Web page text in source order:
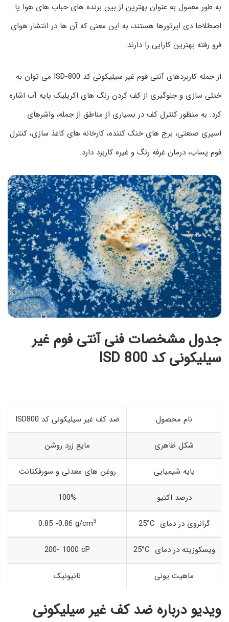
به طور معمول به عنوان بهترین از بین برنده های حباب های هوا یا
اصطلاحا دی ایرتورها هستند، به این معنی که آن ها در انتشار هوای
فرو رفته بهترین کارایی را دارند.
از جمله کاربردهای آنتی فوم غیر سیلیکونی کد ISD-800 می توان به
خنثی سازی و جلوگیری از کف کردن رنگ های اکریلیک پایه آب اشاره
کرد. به منظور کنترل کف در بسیاری از مناطق از جمله، واشرهای
اسپری صنعتی، برج های خنک کننده، کارخانه های کاغذ سازی، کنترل
فوم پساب، درمان غرفه رنگ و غیره کاربرد دارد.
جدول مشخصات فنی آنتی فوم غیر
سیلیکونی کد ISD 800
نام محصول ضد کف غیر سیلیکونی کد ISD800
شکل ظاهری مایع زرد روشن
پایه شیمیایی روغن های معدنی و سورفکتانت
درصد اکتیو 100%
25°C گرانروی در دمای 0.85 -0.86 g/cm3
25°C ویسکوزیته در دمای 200- 1000 cP
ماهیت یونی نانیونیک
ویدیو درباره ضد کف غیر سیلیکونی